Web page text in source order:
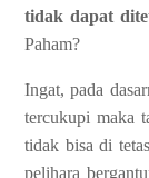
tidak dapat
Paham?
Ingat, pada
tercukupi maka
tidak bisa di
pelihara